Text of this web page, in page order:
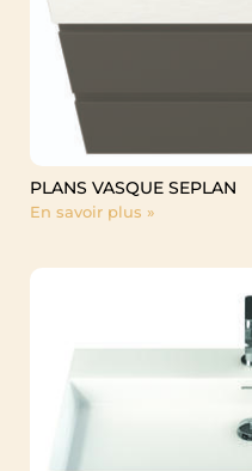
PLANS VASQUE SEPLAN
En savoir plus »